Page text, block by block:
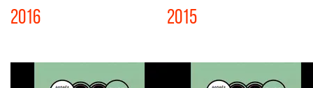
2016 2015